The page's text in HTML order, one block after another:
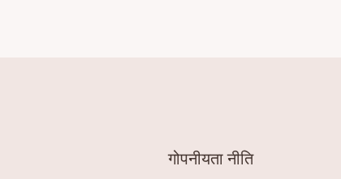
गोपनीयता नीति